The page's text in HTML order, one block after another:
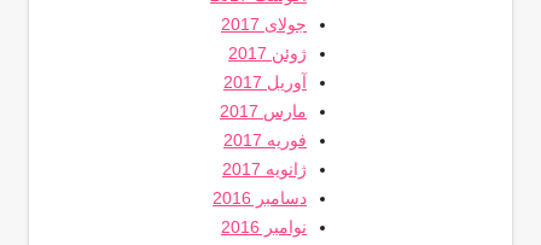
جولای 2017
ژوئن 2017
آوریل 2017
مارس 2017
فوریه 2017
ژانویه 2017
دسامبر 2016
نوامبر 2016